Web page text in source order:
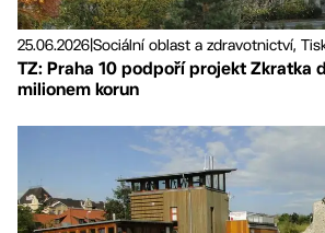
25.06.2026Sociální oblast a zdravotnictví,
TZ: Praha 10 podpoří projekt Zkratka
milionem korun